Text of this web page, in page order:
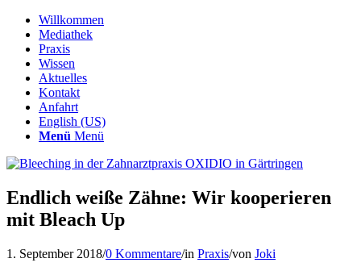
Willkommen
Mediathek
Praxis
Wissen
Aktuelles
Kontakt
Anfahrt
English (US)
Menü Menü
Endlich weiße Zähne: Wir kooperieren
mit Bleach Up
1. September 2018/0 Kommentare/in Praxis/von Joki